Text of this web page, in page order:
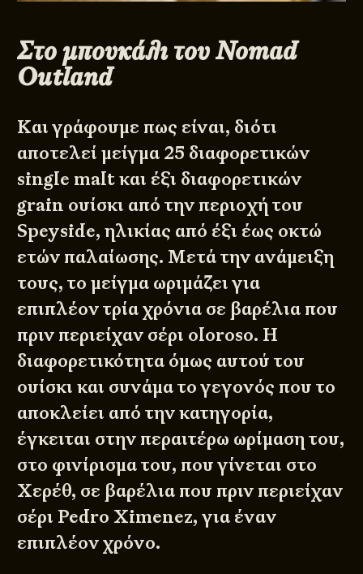
Στο μπουκάλι του Nomad
Outland
Και γράφουμε πως είναι, διότι
αποτελεί μείγμα 25 διαφορετικών
single malt και έξι διαφορετικών
grain ουίσκι από την περιοχή του
Speyside, ηλικίας από έξι έως οκτώ
ετών παλαίωσης. Μετά την ανάμειξη
τους, το μείγμα ωριμάζει για
επιπλέον τρία χρόνια σε βαρέλια που
πριν περιείχαν σέρι oloroso. Η
διαφορετικότητα όμως αυτού του
ουίσκι και συνάμα το γεγονός που το
αποκλείει από την κατηγορία,
έγκειται στην περαιτέρω ωρίμαση του,
στο φινίρισμα του, που γίνεται στο
Χερέθ, σε βαρέλια που πριν περιείχαν
σέρι Pedro Ximenez, για έναν
επιπλέον χρόνο.